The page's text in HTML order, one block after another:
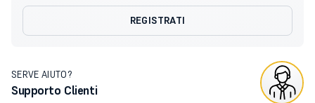
REGISTRATI
SERVE AIUTO?
Supporto Clienti